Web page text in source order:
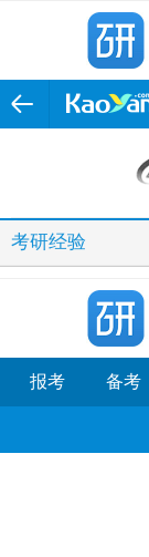
考研经验
报考 备考